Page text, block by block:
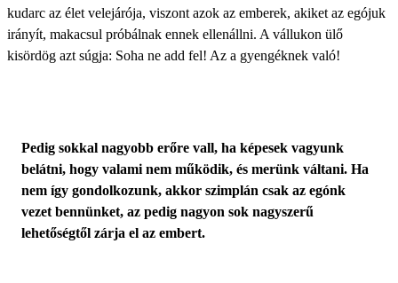
kudarc az élet velejárója, viszont azok az emberek, akiket az egójuk
irányít, makacsul próbálnak ennek ellenállni. A vállukon ülő
kisördög azt súgja: Soha ne add fel! Az a gyengéknek való!
Pedig sokkal nagyobb erőre vall, ha képesek vagyunk
belátni, hogy valami nem működik, és merünk váltani. Ha
nem így gondolkozunk, akkor szimplán csak az egónk
vezet bennünket, az pedig nagyon sok nagyszerű
lehetőségtől zárja el az embert.